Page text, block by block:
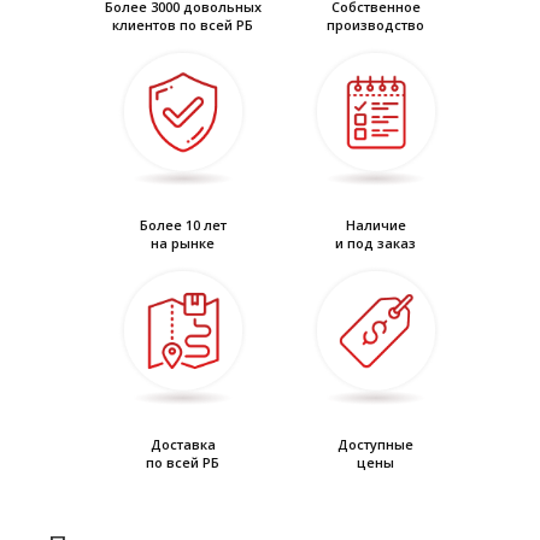
Более 3000 довольных
клиентов по всей РБ
Собственное
производство
Более 10 лет
на рынке
Наличие
и под заказ
Доставка
по всей РБ
Доступные
цены